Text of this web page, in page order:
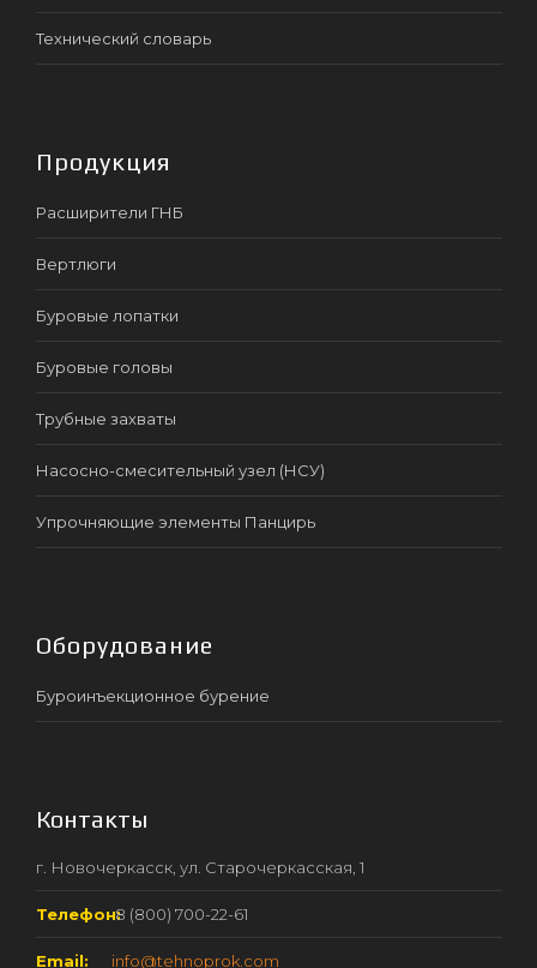
Технический словарь
Продукция
Расширители ГНБ
Вертлюги
Буровые лопатки
Буровые головы
Трубные захваты
Насосно-смесительный узел (НСУ)
Упрочняющие элементы Панцирь
Оборудование
Буроинъекционное бурение
Контакты
г. Новочеркасск, ул. Старочеркасская, 1
Телефон:8 (800) 700-22-61
Email: info@tehnoprok.com